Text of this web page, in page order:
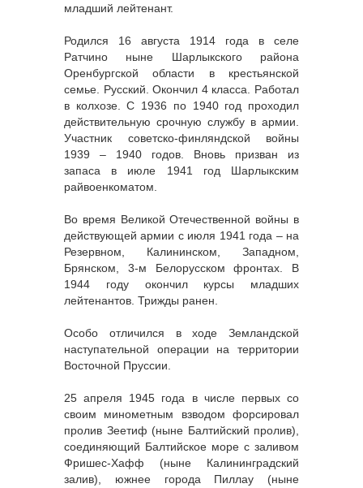
младший лейтенант.
Родился 16 августа 1914 года в селе
Ратчино ныне Шарлыкского района
Оренбургской области в крестьянской
семье. Русский. Окончил 4 класса. Работал
в колхозе. С 1936 по 1940 год проходил
действительную срочную службу в армии.
Участник советско-финляндской войны
1939 – 1940 годов. Вновь призван из
запаса в июле 1941 год Шарлыкским
райвоенкоматом.
Во время Великой Отечественной войны в
действующей армии с июля 1941 года – на
Резервном, Калининском, Западном,
Брянском, 3-м Белорусском фронтах. В
1944 году окончил курсы младших
лейтенантов. Трижды ранен.
Особо отличился в ходе Земландской
наступательной операции на территории
Восточной Пруссии.
25 апреля 1945 года в числе первых со
своим минометным взводом форсировал
пролив Зеетиф (ныне Балтийский пролив),
соединяющий Балтийское море с заливом
Фришес-Хафф (ныне Калининградский
залив), южнее города Пиллау (ныне